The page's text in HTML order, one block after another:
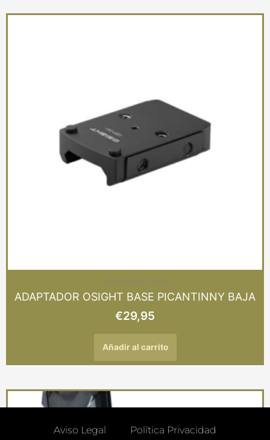
ACCESORIOS CAZA
ADAPTADOR OSIGHT BASE PICANTINNY BAJA
€29,95
Añadir al carrito
Aviso Legal Política Privacidad